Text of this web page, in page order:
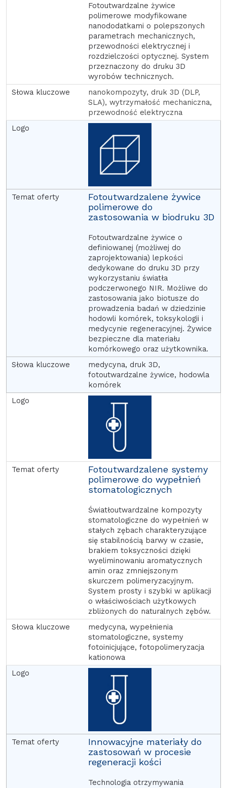
Fotoutwardzalne żywice
polimerowe modyfikowane
nanododatkami o polepszonych
parametrach mechanicznych,
przewodności elektrycznej i
rozdzielczości optycznej. System
przeznaczony do druku 3D
wyrobów technicznych.
nanokompozyty, druk 3D (DLP,
SLA), wytrzymałość mechaniczna,
przewodność elektryczna
Fotoutwardzalene żywice
polimerowe do
zastosowania w biodruku 3D
Fotoutwardzalne żywice o
definiowanej (możliwej do
zaprojektowania) lepkości
dedykowane do druku 3D przy
wykorzystaniu światła
podczerwonego NIR. Możliwe do
zastosowania jako biotusze do
prowadzenia badań w dziedzinie
hodowli komórek, toksykologii i
medycynie regeneracyjnej. Żywice
bezpieczne dla materiału
komórkowego oraz użytkownika.
medycyna, druk 3D,
fotoutwardzalne żywice, hodowla
komórek
Fotoutwardzalene systemy
polimerowe do wypełnień
stomatologicznych
Światłoutwardzalne kompozyty
stomatologiczne do wypełnień w
stałych zębach charakteryzujące
się stabilnością barwy w czasie,
brakiem toksyczności dzięki
wyeliminowaniu aromatycznych
amin oraz zmniejszonym
skurczem polimeryzacyjnym.
System prosty i szybki w aplikacji
o właściwościach użytkowych
zbliżonych do naturalnych zębów.
medycyna, wypełnienia
stomatologiczne, systemy
fotoinicjujące, fotopolimeryzacja
kationowa
Innowacyjne materiały do
zastosowań w procesie
regeneracji kości
Technologia otrzymywania